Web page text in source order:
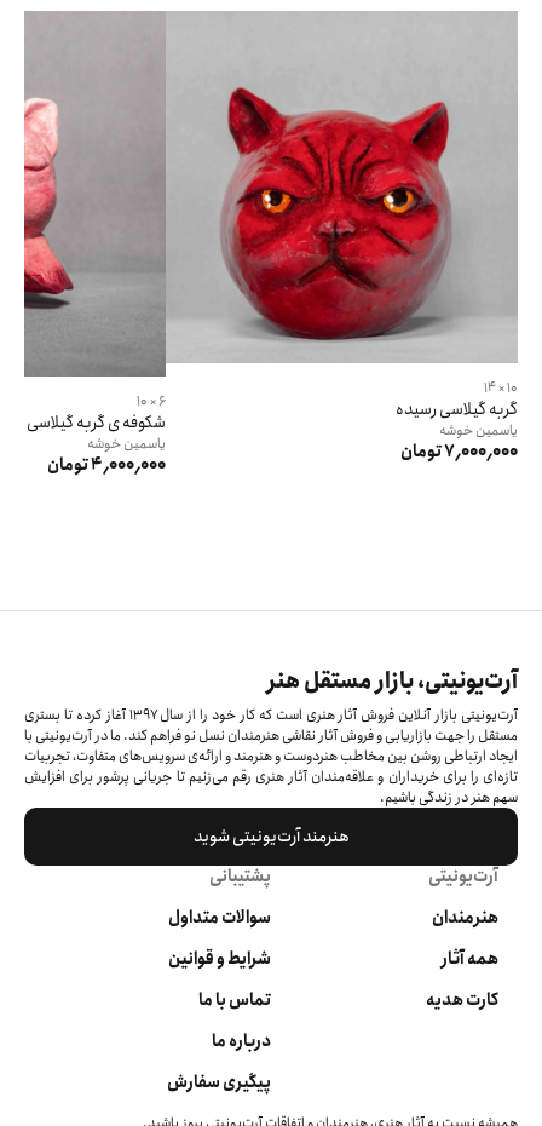
10 × 14
گربه گيلاسى رسيده
یاسمینخوشه
7٬000٬000 تومان
6 × 10
شكوفه ى گربه گيلاسى
یاسمینخوشه
4٬000٬000 تومان
آرت‌یونیتی، بازار مستقل هنر
آرت‌یونیتی بازار آنلاین فروش آثار هنری است که کار خود را از سال ۱۳۹۷ آغاز کرده‌ تا بستری
مستقل را جهت بازاریابی و فروش آثار نقاشی هنرمندان نسل نو فراهم کند. ما در آرت‌یونیتی با
ایجاد ارتباطی روشن بین مخاطب هنردوست و هنرمند و ارائه‌ی سرویس‌های متفاوت، تجربیات
تازه‌ای را برای خریداران و علاقه‌مندان آثار هنری رقم می‌زنیم تا جریانی پرشور برای افزایش
سهم هنر در زندگی باشیم.
هنرمند آرت‌یونیتی شوید
آرت‌یونیتی
هنرمندان
همه آثار
کارت هدیه
پشتیبانی
سوالات متداول
شرایط و قوانین
تماس با ما
درباره ما
پیگیری سفارش